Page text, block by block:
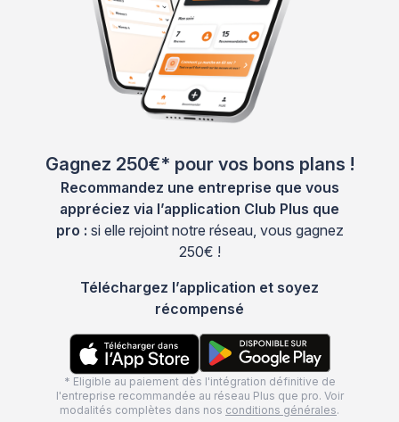
Gagnez 250€* pour vos bons plans !
Recommandez une entreprise que vous
appréciez via l’application Club Plus que
pro : si elle rejoint notre réseau, vous gagnez
250€ !
Téléchargez l’application et soyez
récompensé
* Eligible au paiement dès l'intégration définitive de
l'entreprise recommandée au réseau Plus que pro. Voir
modalités complètes dans nos conditions générales.